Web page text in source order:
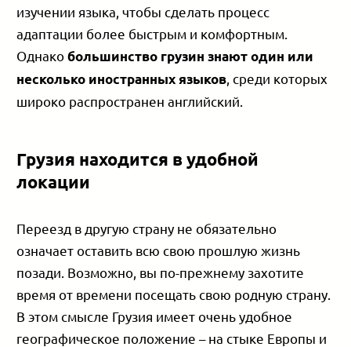
изучении языка, чтобы сделать процесс
адаптации более быстрым и комфортным.
Однакобольшинство грузин знают один или
несколько иностранных языков , среди которых
широко распространен английский.
Грузия находится в удобной
локации
Переезд в другую страну не обязательно
означает оставить всю свою прошлую жизнь
позади. Возможно, вы по-прежнему захотите
время от времени посещать свою родную страну.
В этом смысле Грузия имеет очень удобное
географическое положение – на стыке Европы и